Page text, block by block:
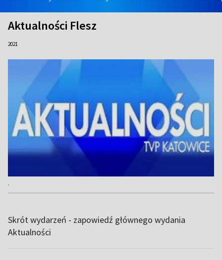
Aktualności Flesz
2021
.
Skrót wydarzeń - zapowiedź głównego wydania
Aktualności